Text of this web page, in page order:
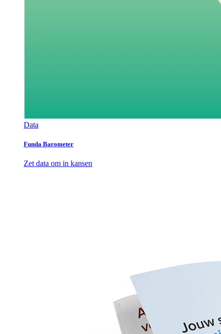
Data
Funda Barometer
Zet data om in kansen